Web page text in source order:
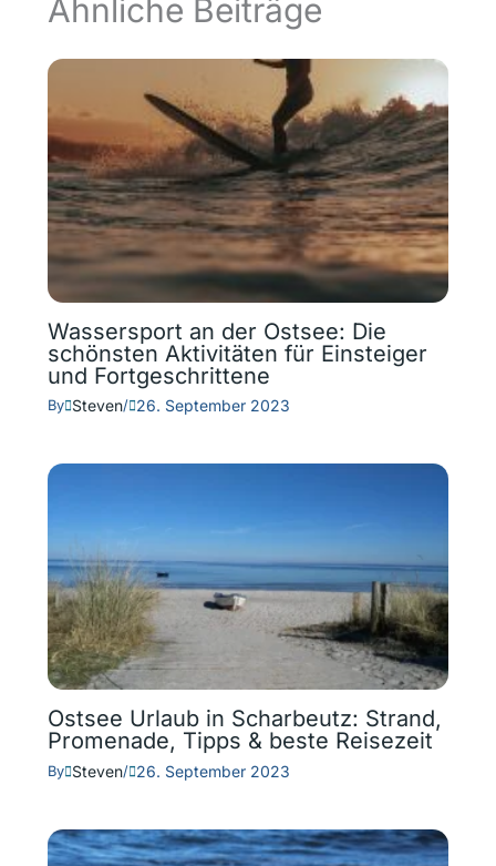
Ähnliche Beiträge
Wassersport an der Ostsee: Die
schönsten Aktivitäten für Einsteiger
und Fortgeschrittene
By Steven/ 26. September 2023
Ostsee Urlaub in Scharbeutz: Strand,
Promenade, Tipps & beste Reisezeit
By Steven/ 26. September 2023